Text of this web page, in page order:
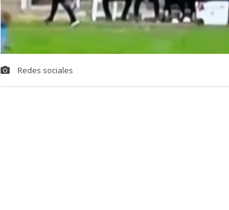
Redes sociales